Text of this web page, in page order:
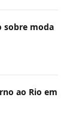
sobre moda
ao Rio em